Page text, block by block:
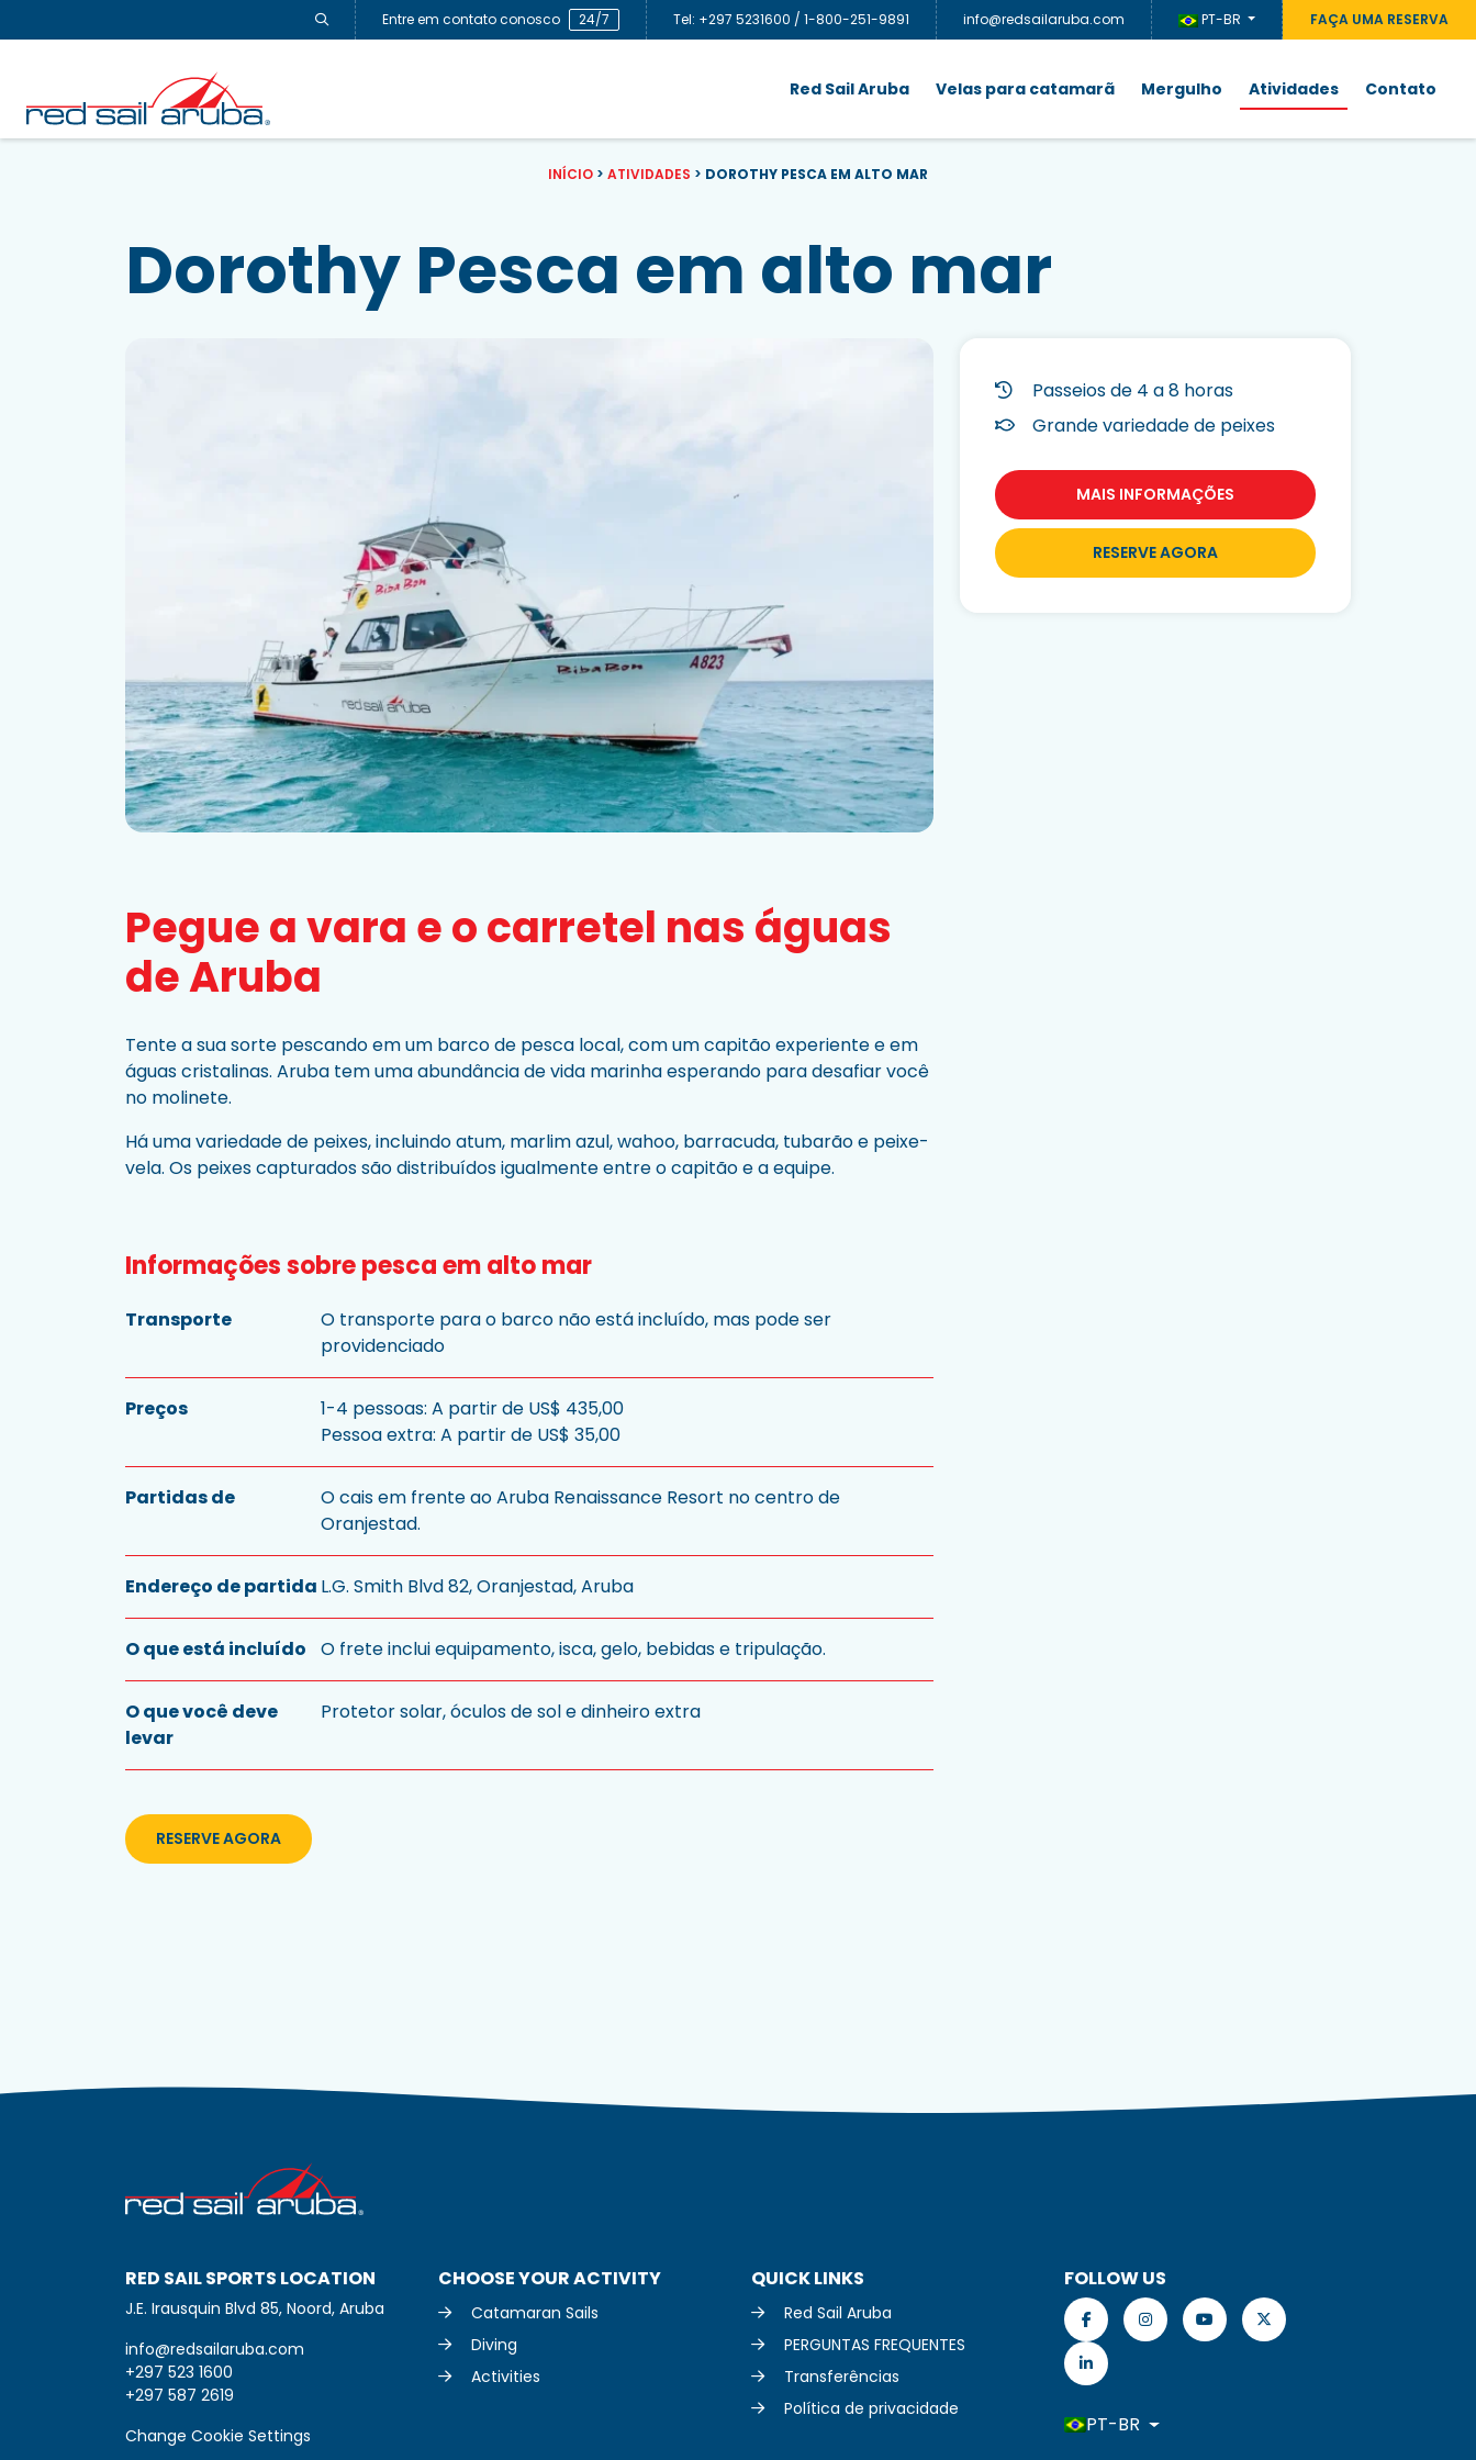
Entre em contato conosco 24/7 Tel: +297 5231600 / 1-800-251-9891 info@redsailaruba.com PT-BR FAÇA UMA RESERVA
Red Sail Aruba Velas para catamarã Mergulho Atividades Contato
INÍCIO > ATIVIDADES > DOROTHY PESCA EM ALTO MAR
Dorothy Pesca em alto mar
Pegue a vara e o carretel nas águas
de Aruba
Tente a sua sorte pescando em um barco de pesca local, com um capitão experiente e em
águas cristalinas. Aruba tem uma abundância de vida marinha esperando para desafiar você
no molinete.
Há uma variedade de peixes, incluindo atum, marlim azul, wahoo, barracuda, tubarão e peixe-
vela. Os peixes capturados são distribuídos igualmente entre o capitão e a equipe.
Informações sobre pesca em alto mar
Transporte
O transporte para o barco não está incluído, mas pode ser
providenciado
Preços
1-4 pessoas: A partir de US$ 435,00
Pessoa extra: A partir de US$ 35,00
Partidas de
O cais em frente ao Aruba Renaissance Resort no centro de
Oranjestad.
Endereço de partida L.G. Smith Blvd 82, Oranjestad, Aruba
O que está incluído O frete inclui equipamento, isca, gelo, bebidas e tripulação.
O que você deve
levar
Protetor solar, óculos de sol e dinheiro extra
RESERVE AGORA
Passeios de 4 a 8 horas
Grande variedade de peixes
MAIS INFORMAÇÕES
RESERVE AGORA
RED SAIL SPORTS LOCATION
J.E. Irausquin Blvd 85, Noord, Aruba
info@redsailaruba.com
+297 523 1600
+297 587 2619
Change Cookie Settings
CHOOSE YOUR ACTIVITY
Catamaran Sails
Diving
Activities
QUICK LINKS
Red Sail Aruba
PERGUNTAS FREQUENTES
Transferências
Política de privacidade
FOLLOW US
PT-BR